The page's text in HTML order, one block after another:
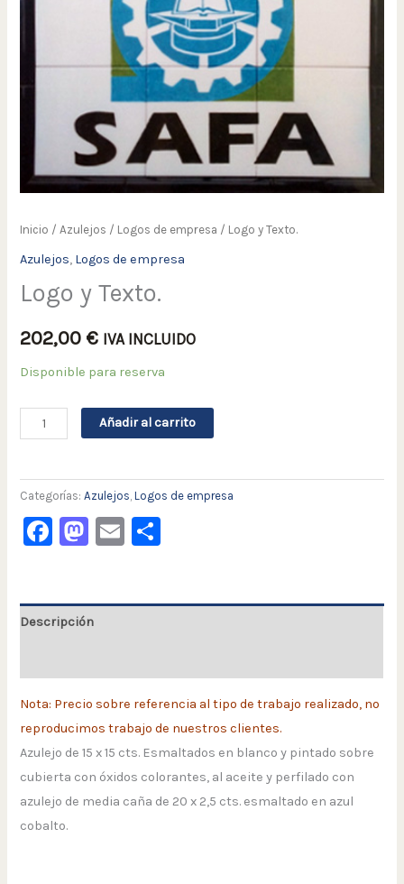
Inicio /Azulejos / Logos de empresa / Logo y Texto.
Azulejos, Logos de empresa
Logo y Texto.
202,00 € IVA INCLUIDO
Disponible para reserva
Añadir al carrito
Categorías:Azulejos,Logos de empresa
Facebook
Mastodon
Email
Descripción
Nota: Precio sobre referencia al tipo de trabajo realizado, no
reproducimos trabajo de nuestros clientes.
Azulejo de 15 x 15 cts. Esmaltados en blanco y pintado sobre
cubierta con óxidos colorantes, al aceite y perfilado con
azulejo de media caña de 20 x 2,5 cts. esmaltado en azul
cobalto.